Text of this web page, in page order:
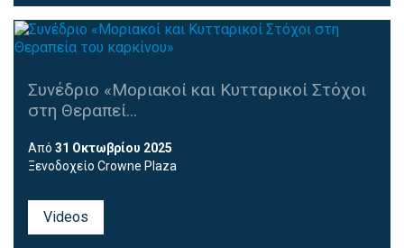
Συνέδριο «Μοριακοί και Κυτταρικοί Στόχοι
στη Θεραπεί...
Από 31 Οκτωβρίου 2025
Ξενοδοχείο Crowne Plaza
Videos